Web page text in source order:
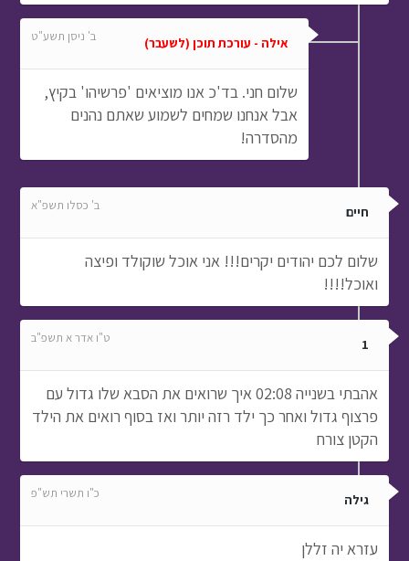
אילה - עורכת תוכן (לשעבר) ב' ניסן תשע"ט
שלום חני. בד'כ אנו מוציאים 'פרשיהו' בקיץ,
אבל אנחנו שמחים לשמוע שאתם נהנים
מהסדרה!
חיים ב' כסלו תשפ"א
שלום לכם יהודים יקרים!!! אני אוכל שוקולד ופיצה
ואוכל!!!!
1 ט"ו אדר א תשפ"ב
אהבתי בשנייה 02:08 איך שרואים את הסבא שלו גדול עם
פרצוף גדול ואחר כך ילד רזה יותר ואז בסוף רואים את הילד
הקטן צורח
גילה כ"ו תשרי תש"פ
עזרא יה זללן